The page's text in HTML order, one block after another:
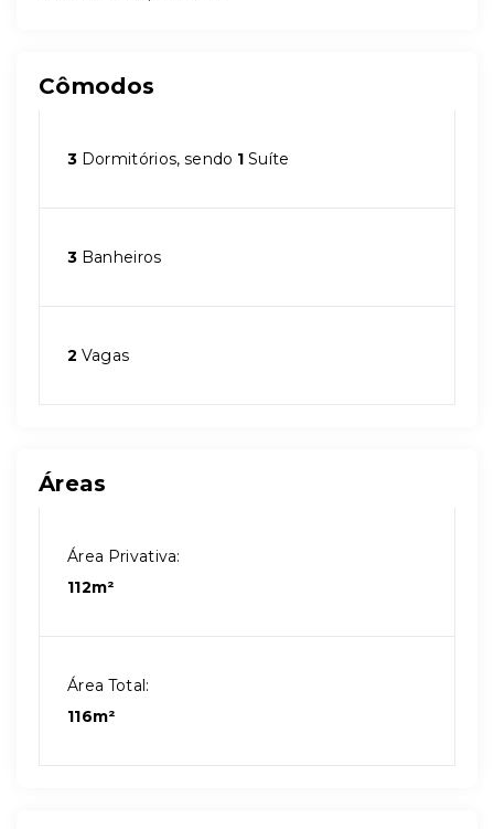
Cômodos
3 Dormitórios, sendo 1 Suíte
3 Banheiros
2 Vagas
Áreas
Área Privativa:
112m²
Área Total:
116m²